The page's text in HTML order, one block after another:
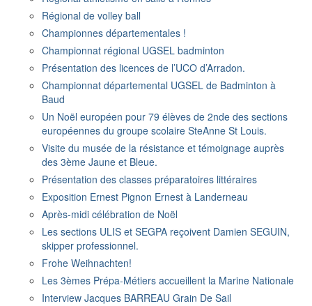
Régional de volley ball
Championnes départementales !
Championnat régional UGSEL badminton
Présentation des licences de l’UCO d’Arradon.
Championnat départemental UGSEL de Badminton à
Baud
Un Noël européen pour 79 élèves de 2nde des sections
européennes du groupe scolaire SteAnne St Louis.
Visite du musée de la résistance et témoignage auprès
des 3ème Jaune et Bleue.
Présentation des classes préparatoires littéraires
Exposition Ernest Pignon Ernest à Landerneau
Après-midi célébration de Noël
Les sections ULIS et SEGPA reçoivent Damien SEGUIN,
skipper professionnel.
Frohe Weihnachten!
Les 3èmes Prépa-Métiers accueillent la Marine Nationale
Interview Jacques BARREAU Grain De Sail